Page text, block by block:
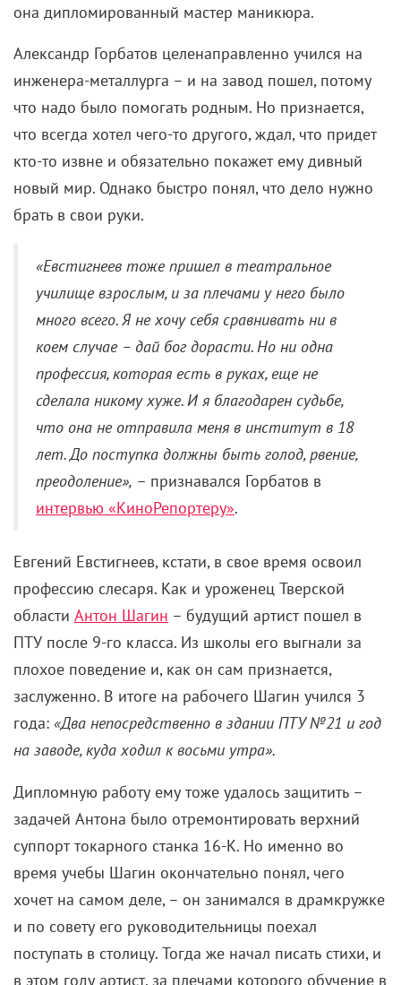
она дипломированный мастер маникюра.
Александр Горбатов целенаправленно учился на
инженера-металлурга – и на завод пошел, потому
что надо было помогать родным. Но признается,
что всегда хотел чего-то другого, ждал, что придет
кто-то извне и обязательно покажет ему дивный
новый мир. Однако быстро понял, что дело нужно
брать в свои руки.
«Евстигнеев тоже пришел в театральное
училище взрослым, и за плечами у него было
много всего. Я не хочу себя сравнивать ни в
коем случае – дай бог дорасти. Но ни одна
профессия, которая есть в руках, еще не
сделала никому хуже. И я благодарен судьбе,
что она не отправила меня в институт в 18
лет. До поступка должны быть голод, рвение,
преодоление», – признавался Горбатов в
интервью «КиноРепортеру».
Евгений Евстигнеев, кстати, в свое время освоил
профессию слесаря. Как и уроженец Тверской
области Антон Шагин – будущий артист пошел в
ПТУ после 9-го класса. Из школы его выгнали за
плохое поведение и, как он сам признается,
заслуженно. В итоге на рабочего Шагин учился 3
года: «Два непосредственно в здании ПТУ №21 и год
на заводе, куда ходил к восьми утра».
Дипломную работу ему тоже удалось защитить –
задачей Антона было отремонтировать верхний
суппорт токарного станка 16-К. Но именно во
время учебы Шагин окончательно понял, чего
хочет на самом деле, – он занимался в драмкружке
и по совету его руководительницы поехал
поступать в столицу. Тогда же начал писать стихи, и
в этом году артист, за плечами которого обучение в